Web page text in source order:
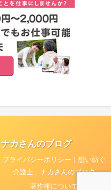
カさんのブログ
プライバシーポリシー｜想い紡ぐ
介護士、ナカさんのブログ
著作権について